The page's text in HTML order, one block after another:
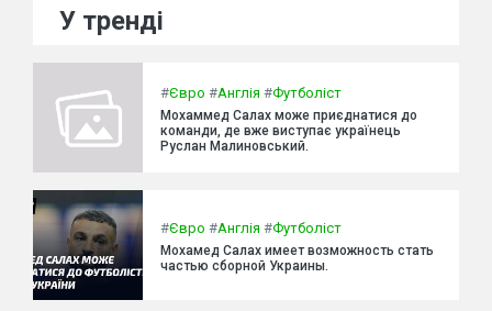
У тренді
#Євро #Англія #Футболіст
Мохаммед Салах може приєднатися до
команди, де вже виступає українець
Руслан Малиновський.
#Євро #Англія #Футболіст
Мохамед Салах имеет возможность стать
частью сборной Украины.